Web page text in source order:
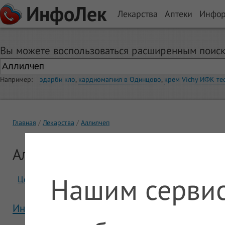
ИнфоЛек Лекарства Аптеки
Вы можете воспользоваться расширенным
Например: эдарби кло, кардиомагнил в Одинцово, крем Vichy ИФК
Главная Лекарства Аллилчеп
Аллилчеп
Цены Отзывы
Инструкция Аллилчеп
Нашим